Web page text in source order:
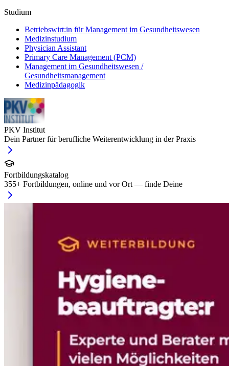
Studium
Betriebswirt:in für Management im Gesundheitswesen
Medizinstudium
Physician Assistant
Primary Care Management (PCM)
Management im Gesundheitswesen /
Gesundheitsmanagement
Medizinpädagogik
PKV Institut
Dein Partner für berufliche Weiterentwicklung in der Praxis
Fortbildungskatalog
355+ Fortbildungen, online und vor Ort — finde Deine